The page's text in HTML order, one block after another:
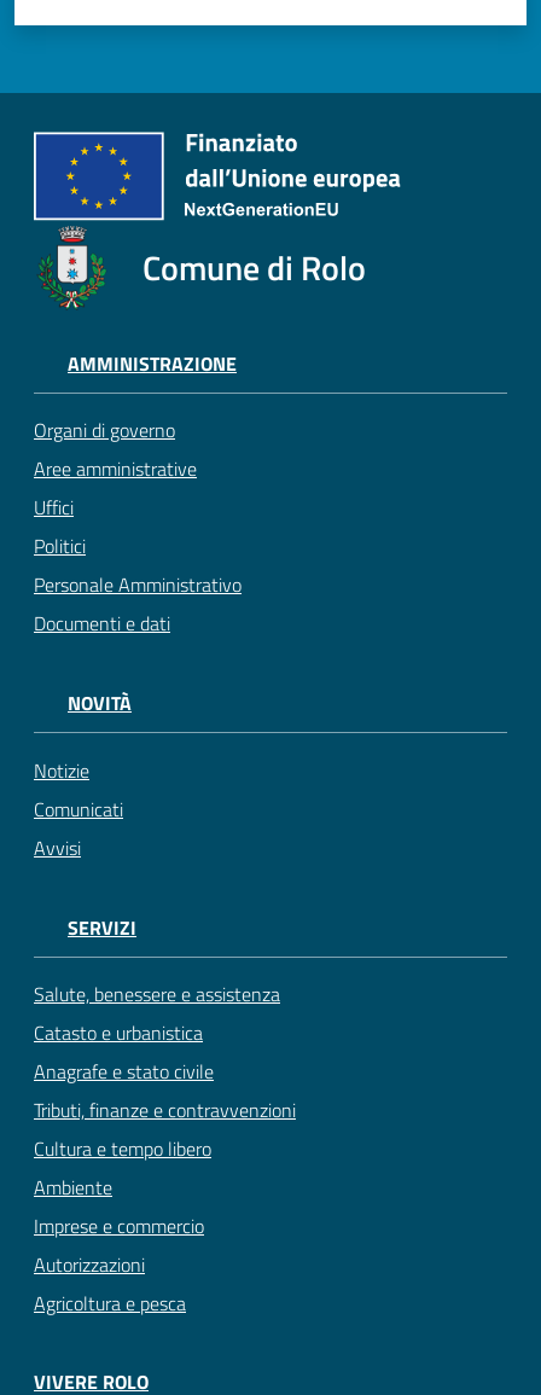
Comune di Rolo
AMMINISTRAZIONE
Organi di governo
Aree amministrative
Uffici
Politici
Personale Amministrativo
Documenti e dati
NOVITÀ
Notizie
Comunicati
Avvisi
SERVIZI
Salute, benessere e assistenza
Catasto e urbanistica
Anagrafe e stato civile
Tributi, finanze e contravvenzioni
Cultura e tempo libero
Ambiente
Imprese e commercio
Autorizzazioni
Agricoltura e pesca
VIVERE ROLO